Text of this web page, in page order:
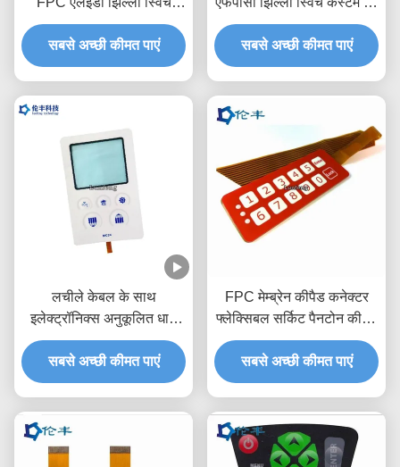
अच्छा सीलिंग 1.0 मिमी पिच
सबसे अच्छी कीमत पाएं
सतह 2.54 मिमी कनेक्टर
सबसे अच्छी कीमत पाएं
लचीले केबल के साथ
इलेक्ट्रॉनिक्स अनुकूलित धातु
डोम झिल्ली स्विच
सबसे अच्छी कीमत पाएं
FPC मेम्ब्रेन कीपैड कनेक्टर
फ्लेक्सिबल सर्किट पैनटोन कीपैड
डोम स्विच
सबसे अच्छी कीमत पाएं